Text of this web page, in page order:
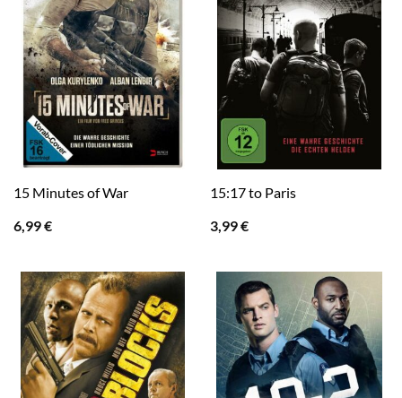
15 Minutes of War
6,99€
15:17 to Paris
3,99€